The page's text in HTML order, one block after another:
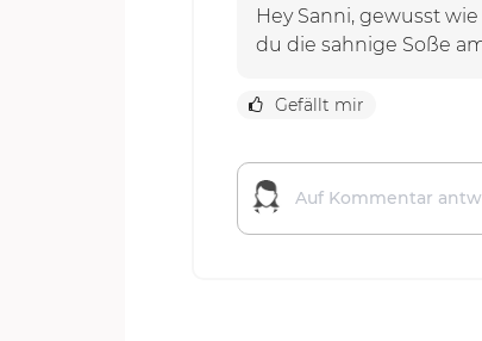
Hey Sanni, gewusst
du die sahnige Soße
Gefällt mir